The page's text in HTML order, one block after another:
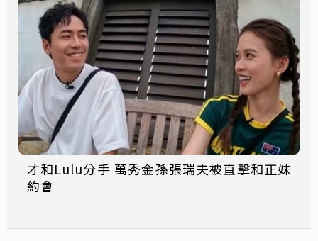
才和Lulu分手 萬秀金孫張瑞夫被直擊和正妹
約會